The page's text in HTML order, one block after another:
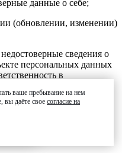
данные о себе;
(обновлении, изменении)
сведения о
персональных данных
в
РФ.
данные
ваше пребывание на нем
вы даёте свое согласие на